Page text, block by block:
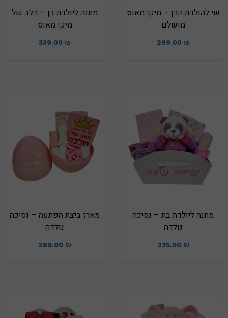
שי להולדת הבן – מיקי מאוס
מושלם
299.00 ₪
מתנה ליולדת בן – הלב של
מיקי מאוס
339.00 ₪
מתנה ליולדת בת – נסיכה
נולדה
235.00 ₪
מארז ביצת הפתעה – נסיכה
נולדה
289.00 ₪